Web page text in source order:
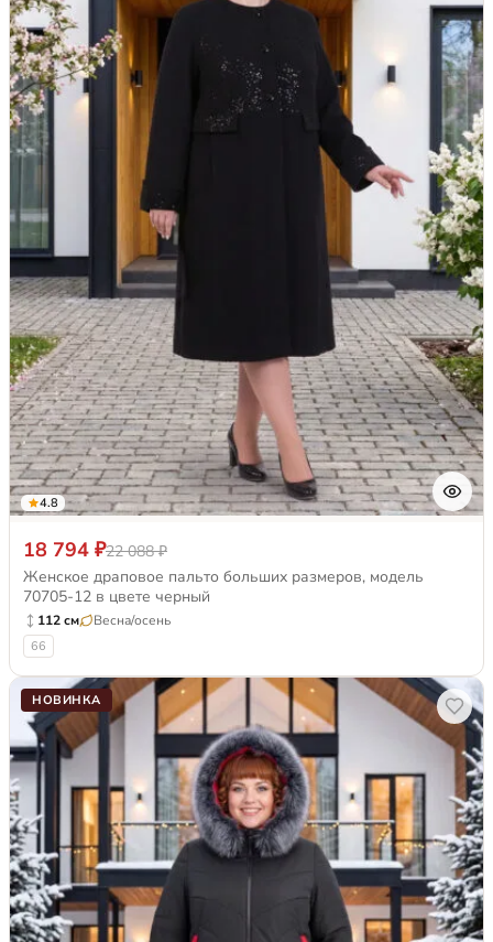
4.8
18 794 ₽22 088 ₽
Женское драповое пальто больших размеров, модель
70705-12 в цвете черный
112 см Весна/осень
66
НОВИНКА